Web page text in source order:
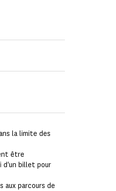
la limite des
être
d'un billet pour
aux parcours de